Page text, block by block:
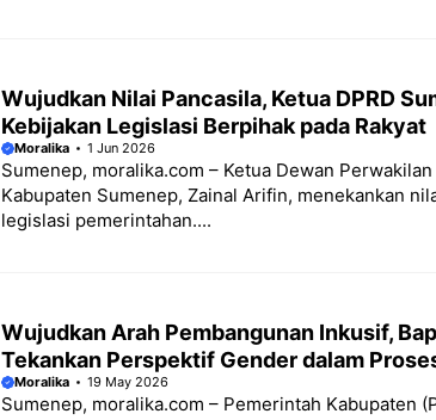
Wujudkan Nilai Pancasila, Ketua DPRD
Kebijakan Legislasi Berpihak pada Rakyat
Moralika 1 Jun 2026
Sumenep, moralika.com – Ketua Dewan Perwakilan
Kabupaten Sumenep, Zainal Arifin, menekankan
legislasi pemerintahan....
Wujudkan Arah Pembangunan Inkusif,
Tekankan Perspektif Gender dalam
Moralika 19 May 2026
Sumenep, moralika.com – Pemerintah Kabupaten